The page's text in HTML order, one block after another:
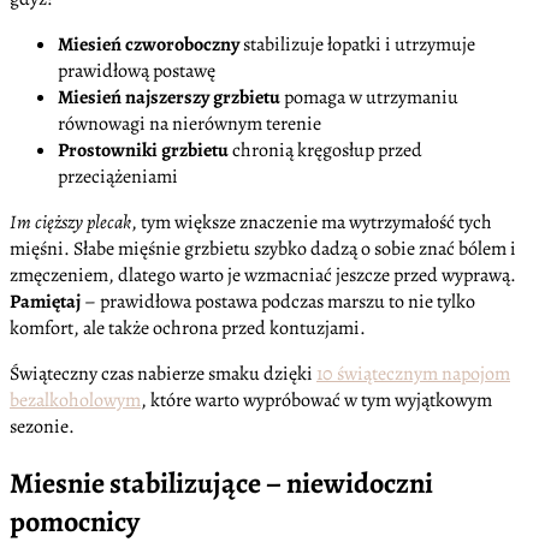
Miesień czworobocznystabilizuje łopatki i utrzymuje
prawidłową postawę
Miesień najszerszy grzbietupomaga w utrzymaniu
równowagi na nierównym terenie
Prostowniki grzbietuchronią kręgosłup przed
przeciążeniami
Im cięższy plecak, tym większe znaczenie ma wytrzymałość tych
mięśni. Słabe mięśnie grzbietu szybko dadzą o sobie znać bólem i
zmęczeniem, dlatego warto je wzmacniać jeszcze przed wyprawą.
Pamiętaj– prawidłowa postawa podczas marszu to nie tylko
komfort, ale także ochrona przed kontuzjami.
Świąteczny czas nabierze smaku dzięki 10 świątecznym napojom
bezalkoholowym, które warto wypróbować w tym wyjątkowym
sezonie.
Miesnie stabilizujące – niewidoczni
pomocnicy